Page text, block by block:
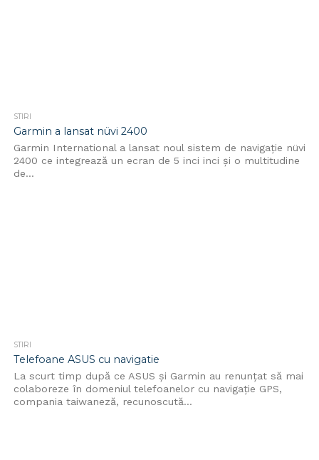
STIRI
Garmin a lansat nüvi 2400
Garmin International a lansat noul sistem de navigaţie nüvi
2400 ce integrează un ecran de 5 inci inci şi o multitudine
de...
STIRI
Telefoane ASUS cu navigatie
La scurt timp după ce ASUS și Garmin au renunțat să mai
colaboreze în domeniul telefoanelor cu navigație GPS,
compania taiwaneză, recunoscută...